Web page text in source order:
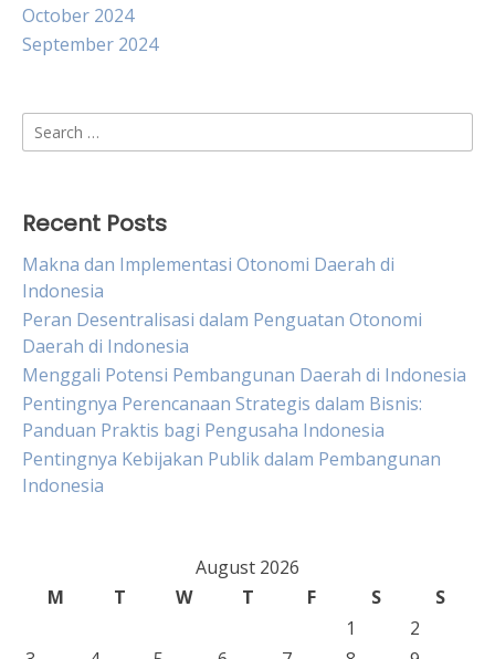
October 2024
September 2024
Search
for:
Recent Posts
Makna dan Implementasi Otonomi Daerah di
Indonesia
Peran Desentralisasi dalam Penguatan Otonomi
Daerah di Indonesia
Menggali Potensi Pembangunan Daerah di Indonesia
Pentingnya Perencanaan Strategis dalam Bisnis:
Panduan Praktis bagi Pengusaha Indonesia
Pentingnya Kebijakan Publik dalam Pembangunan
Indonesia
August 2026
M
T W T F S
S
1
2